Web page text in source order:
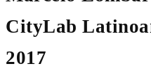
CityLab
2017